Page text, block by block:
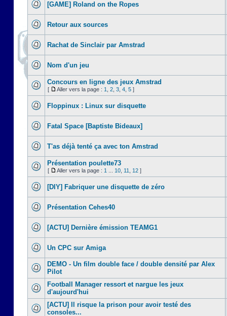
[GAME] Roland on the Ropes
Retour aux sources
Rachat de Sinclair par Amstrad
Nom d'un jeu
Concours en ligne des jeux Amstrad
[ Aller vers la page : 1 2 3 4 5 ]
Floppinux : Linux sur disquette
Fatal Space [Baptiste Bideaux]
T'as déjà tenté ça avec ton Amstrad
Présentation poulette73
[ Aller vers la page : 1 10 11 12 ]
[DIY] Fabriquer une disquette de zéro
Présentation Cehes40
[ACTU] Dernière émission TEAMG1
Un CPC sur Amiga
DEMO - Un film double face / double densité par Alex
Pilot
Football Manager ressort et nargue les jeux
d'aujourd'hui
[ACTU] Il risque la prison pour avoir testé des
consoles...